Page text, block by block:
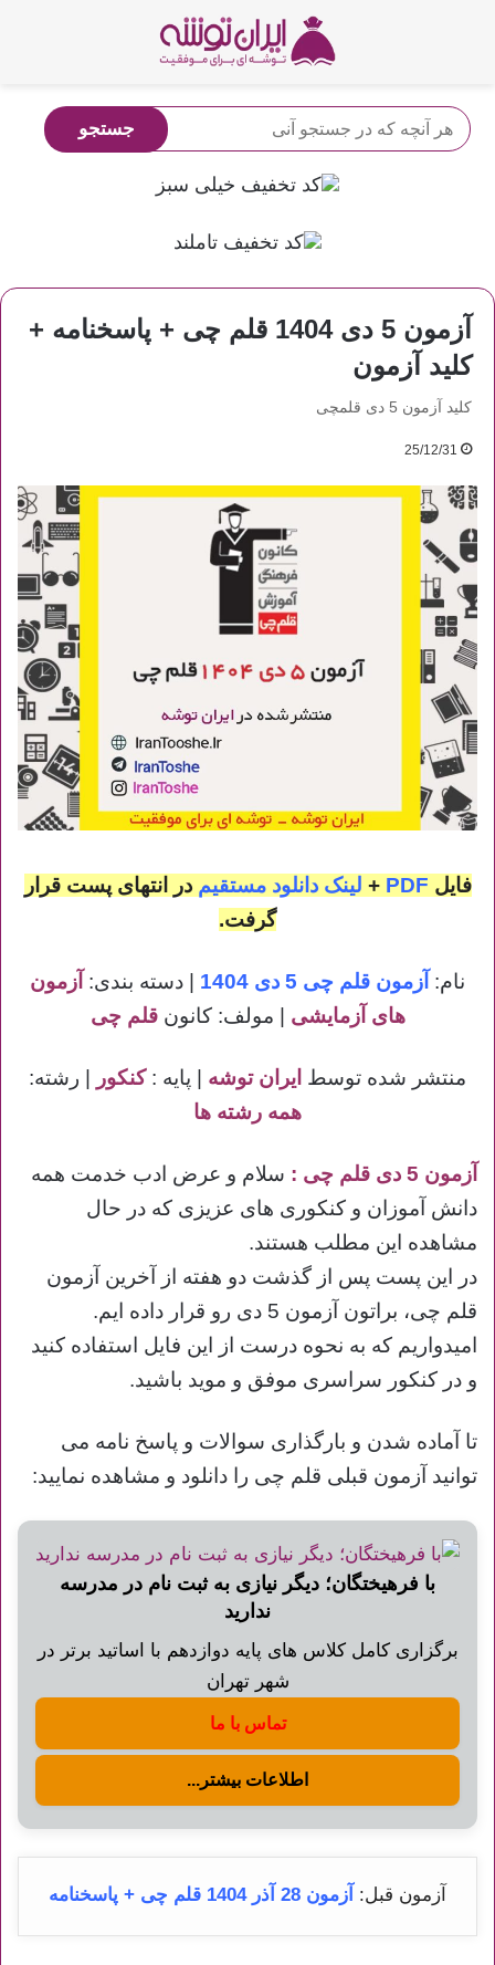
آزمون 5 دی 1404 قلم چی + پاسخنامه +
کلید آزمون
کلید آزمون 5 دی قلمچی
25/12/31
فایل PDF
+ لینک دانلود مستقیم در انتهای پست قرار
گرفت.
نام: آزمون قلم چی 5 دی 1404 | دسته بندی: آزمون
های آزمایشی | مولف: کانون قلم چی
منتشر شده توسط ایران توشه | پایه :کنکور
| رشته:
همه رشته ها
آزمون 5 دی قلم چی :
سلام و عرض ادب خدمت همه
دانش آموزان و کنکوری های عزیزی که در حال
مشاهده این مطلب هستند.
در این پست پس از گذشت دو هفته از آخرین آزمون
قلم چی، براتون آزمون 5 دی رو قرار داده ایم.
امیدواریم که به نحوه درست از این فایل استفاده کنید
و در کنکور سراسری موفق و موید باشید.
تا آماده شدن و بارگذاری سوالات و پاسخ نامه می
توانید آزمون قبلی قلم چی را دانلود و مشاهده نمایید:
با فرهیختگان؛ دیگر نیازی به ثبت نام در مدرسه
ندارید
برگزاری کامل کلاس های پایه دوازدهم با اساتید برتر در
شهر تهران
تماس با ما
اطلاعات بیشتر...
آزمون قبل: آزمون 28 آذر 1404 قلم چی + پاسخنامه